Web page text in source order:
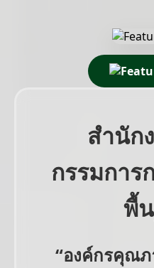
สำนัก
กรรมการ
พื้
“องค์กรคุณ